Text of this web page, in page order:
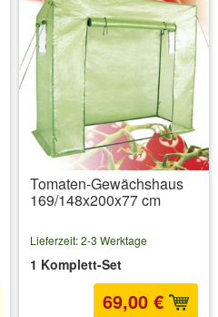
Tomaten-Gewächshaus
169/148x200x77 cm
Lieferzeit: 2-3 Werktage
1 Komplett-Set
69,00 €